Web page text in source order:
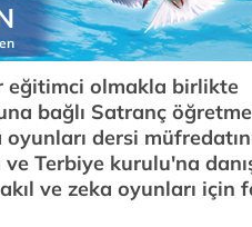
eğitimci olmakla birlikte
bağlı Satranç
dersi
Terbiye kurulu'na
ve zeka oyunları için